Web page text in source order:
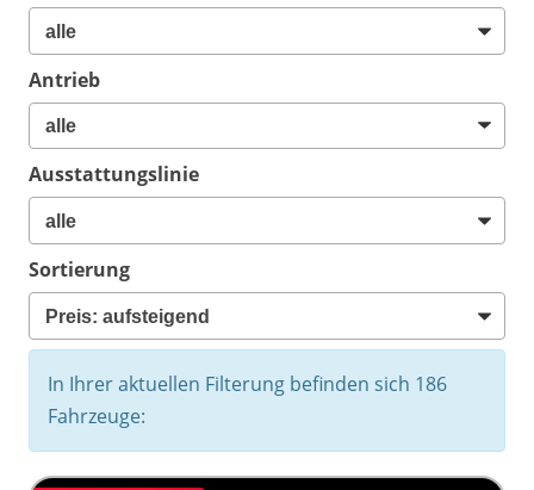
Antrieb
Ausstattungslinie
Sortierung
In Ihrer aktuellen Filterung befinden sich 186
Fahrzeuge: